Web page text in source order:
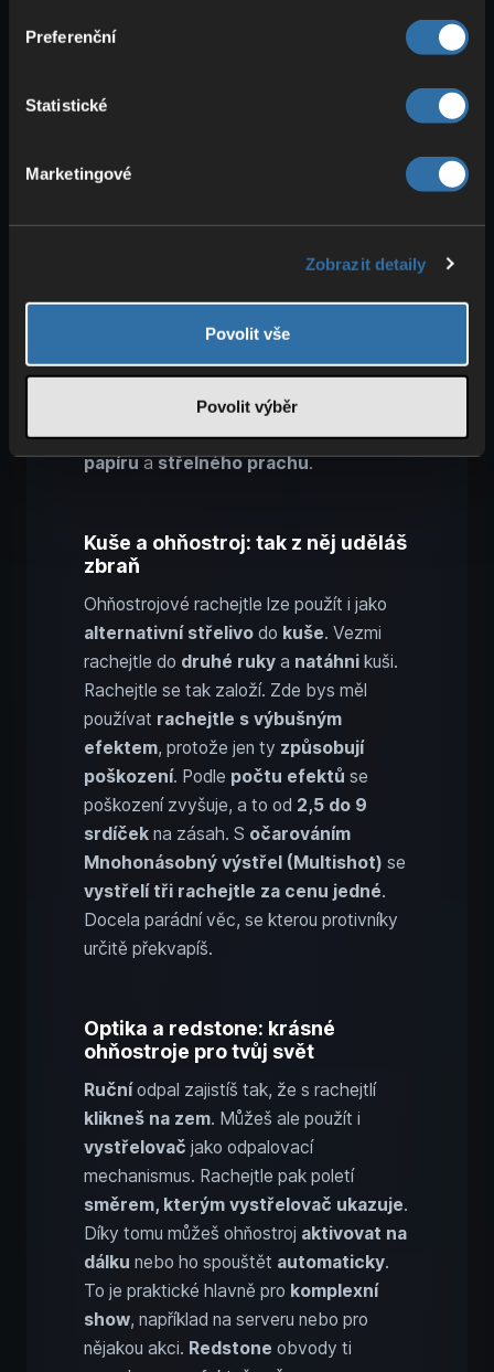
Preferenční
Statistické
Marketingové
Zobrazit detaily
Povolit vše
Povolit výběr
létání
Že můžeš rachejtle použít jako pohon pro
rachejtle bez efektů!Ohňostrojti
ubližovat , což určitě
nechceš. Vyráběj proto běžné rachejtle z
papíruastřelného prachu.
Kuše a ohňostroj: tak z něj uděláš
zbraň
Ohňostrojové rachejtle lze použít i jako
alternativní střelivo do kuše. Vezmi
rachejtle do druhé ruky a natáhni kuši.
Rachejtle se tak založí. Zde bys měl
používat rachejtle s výbušným
efektem, protože jen ty způsobují
poškození. Podle počtu efektů se
poškození zvyšuje, a to od 2,5 do 9
srdíček na zásah. S očarováním
Mnohonásobný výstřel (Multishot) se
vystřelí tři rachejtle za cenu jedné.
Docela parádní věc, se kterou protivníky
určitě překvapíš.
Optika a redstone: krásné
ohňostroje pro tvůj svět
Ruční odpal zajistíš tak, že s rachejtlí
klikneš na zem. Můžeš ale použít i
vystřelovač jako odpalovací
mechanismus. Rachejtle pak poletí
směrem, kterým vystřelovač ukazuje.
Díky tomu můžeš ohňostroj aktivovat na
dálku nebo ho spouštět automaticky.
To je praktické hlavně pro komplexní
show, například na serveru nebo pro
nějakou akci. Redstone obvody ti